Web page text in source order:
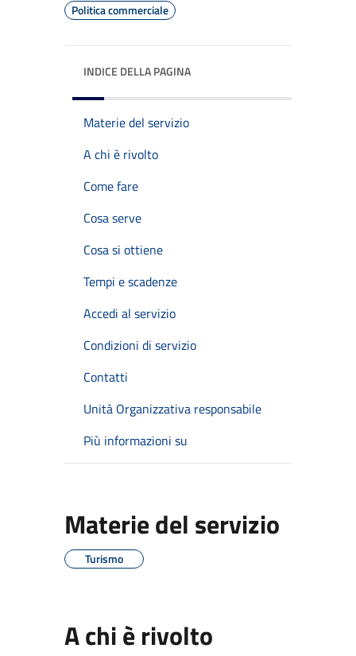
Politica commerciale
INDICE DELLA PAGINA
Materie del servizio
A chi è rivolto
Come fare
Cosa serve
Cosa si ottiene
Tempi e scadenze
Accedi al servizio
Condizioni di servizio
Contatti
Unità Organizzativa responsabile
Più informazioni su
Materie del servizio
Turismo
A chi è rivolto